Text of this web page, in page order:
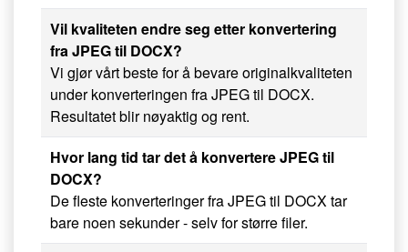
Vil kvaliteten endre seg etter konvertering
fra JPEG til DOCX?
Vi gjør vårt beste for å bevare originalkvaliteten
under konverteringen fra JPEG til DOCX.
Resultatet blir nøyaktig og rent.
Hvor lang tid tar det å konvertere JPEG til
DOCX?
De fleste konverteringer fra JPEG til DOCX tar
bare noen sekunder - selv for større filer.